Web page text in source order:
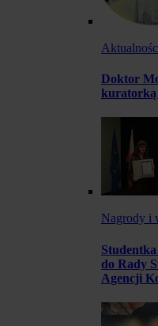
Doktor
kuratorką
Nagrody i
do Rady
Agencji